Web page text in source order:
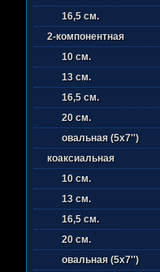
16,5 см.
2-компонентная
10 см.
13 см.
16,5 см.
20 см.
овальная (5х7'')
коаксиальная
10 см.
13 см.
16,5 см.
20 см.
овальная (5х7'')